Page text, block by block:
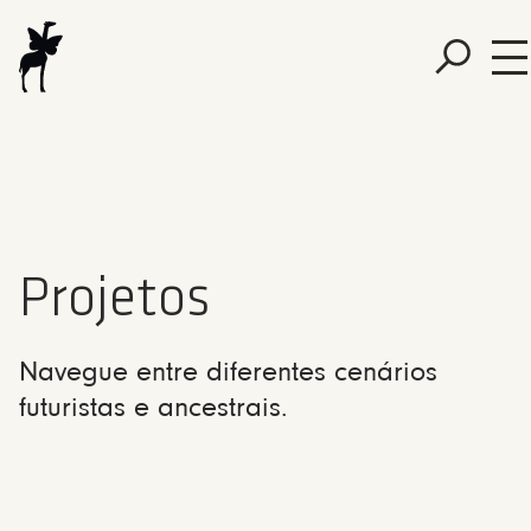
Projetos
Navegue entre diferentes cenários
futuristas e ancestrais.